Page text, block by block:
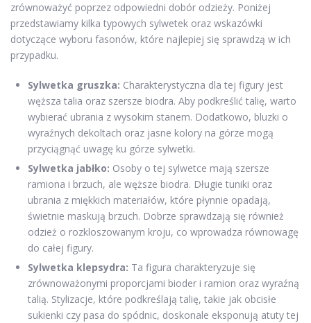
zrównoważyć poprzez odpowiedni dobór odzieży. Poniżej
przedstawiamy kilka typowych sylwetek oraz wskazówki
dotyczące wyboru fasonów, które najlepiej się sprawdzą w ich
przypadku.
Sylwetka gruszka: Charakterystyczna dla tej figury jest
węższa talia oraz szersze biodra. Aby podkreślić talię, warto
wybierać ubrania z wysokim stanem. Dodatkowo, bluzki o
wyraźnych dekoltach oraz jasne kolory na górze mogą
przyciągnąć uwagę ku górze sylwetki.
Sylwetka jabłko: Osoby o tej sylwetce mają szersze
ramiona i brzuch, ale węższe biodra. Długie tuniki oraz
ubrania z miękkich materiałów, które płynnie opadają,
świetnie maskują brzuch. Dobrze sprawdzają się również
odzież o rozkloszowanym kroju, co wprowadza równowagę
do całej figury.
Sylwetka klepsydra: Ta figura charakteryzuje się
zrównoważonymi proporcjami bioder i ramion oraz wyraźną
talią. Stylizacje, które podkreślają talię, takie jak obcisłe
sukienki czy pasa do spódnic, doskonale eksponują atuty tej